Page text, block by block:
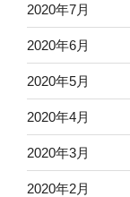
2020年7月
2020年6月
2020年5月
2020年4月
2020年3月
2020年2月